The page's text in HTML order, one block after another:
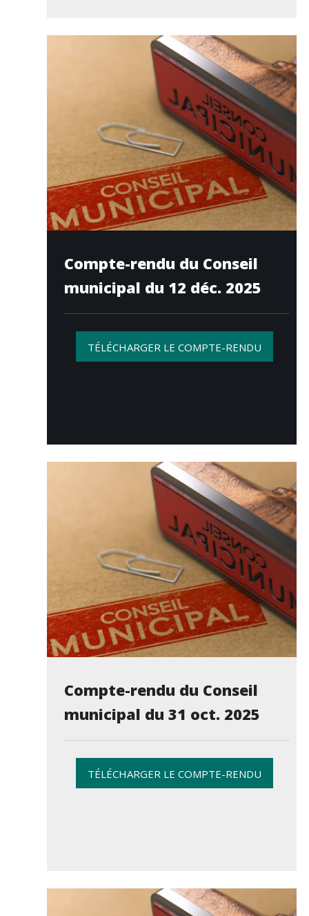
Compte-rendu du Conseil
municipal du 12 déc. 2025
TÉLÉCHARGER LE COMPTE-RENDU
Compte-rendu du Conseil
municipal du 31 oct. 2025
TÉLÉCHARGER LE COMPTE-RENDU